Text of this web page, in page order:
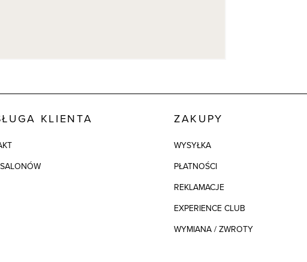
KLIENTA ZAKUPY
WYSYŁKA
PŁATNOŚCI
REKLAMACJE
EXPERIENCE CLUB
WYMIANA / ZWROTY